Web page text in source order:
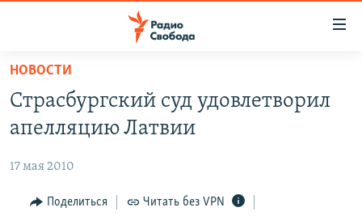
упрощенного
доступа
основному
Вернутся
ПРОГРАММЫ
ПОДКАСТЫ
ЦИТАТЫ СВОБОДЫ
МНЕНИЯ
НОВОСТИ
Страсбургский суд удовлетворил
апелляцию Латвии
17 мая 2010
Поделиться Читать без VPN